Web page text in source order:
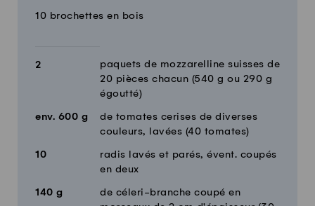
10 brochettes en bois
2
paquets de mozzarelline suisses de
20 pièces chacun (540 g ou 290 g
égoutté)
env. 600 g
de tomates cerises de diverses
couleurs, lavées (40 tomates)
10
radis lavés et parés, évent. coupés
en deux
140 g
de céleri-branche coupé en